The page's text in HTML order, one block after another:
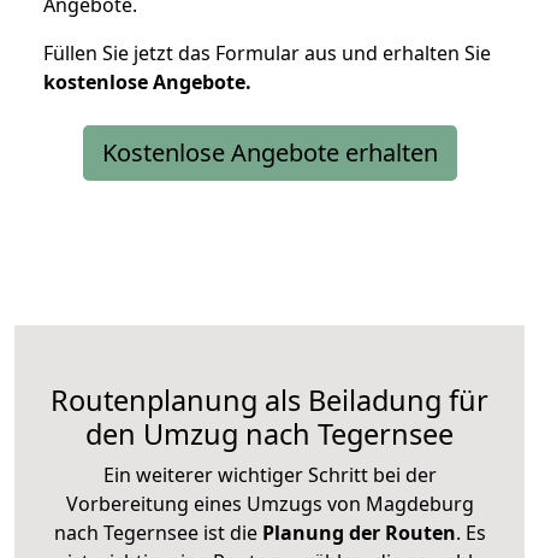
Füllen Sie jetzt das Formular aus und erhalten Sie
kostenloseAngebote.
Kostenlose Angebote erhalten
Routenplanung als Beiladung für
den Umzug nach Tegernsee
Ein weiterer wichtiger Schritt bei der
Vorbereitung eines Umzugs von Magdeburg
nach Tegernsee ist diePlanung der Routen. Es